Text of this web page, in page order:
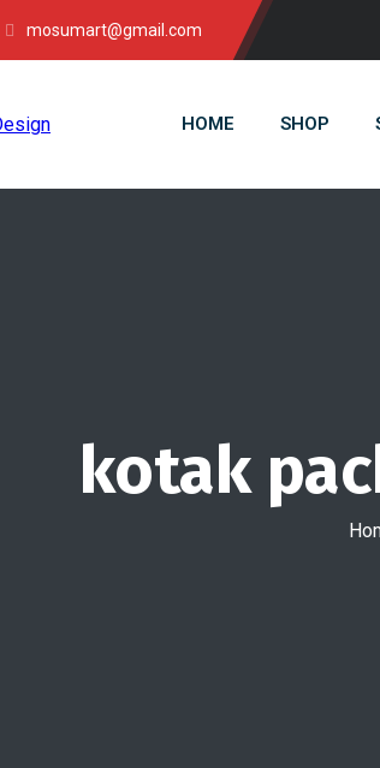
mosumart@gmail.com
HOME SHOP
kotak